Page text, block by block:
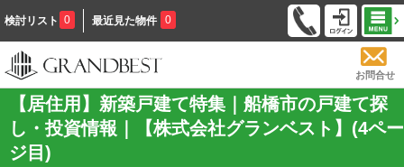
検討リスト 0 最近見た物件 0
お問合せ
【居住用】新築戸建て特集｜船橋市の戸建て探
し・投資情報｜【株式会社グランベスト】(4ペー
ジ目)